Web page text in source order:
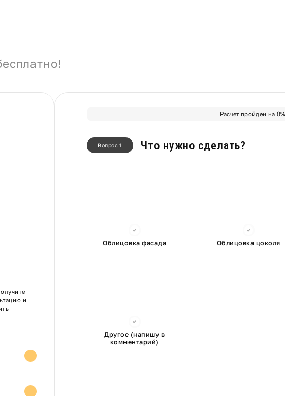
Расчет пройден на 0%
Вопрос 1 Что нужно сделать?
Облицовка фасада Облицовка цоколя
Другое (напишу в
комментарий)
и